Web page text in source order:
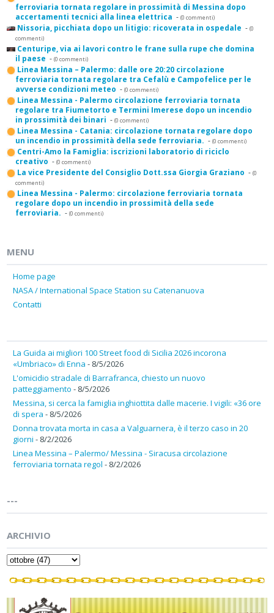
ferroviaria tornata regolare in prossimità di Messina dopo
accertamenti tecnici alla linea elettrica - (0 commenti)
Nissoria, picchiata dopo un litigio: ricoverata in ospedale - (0
commenti)
Centuripe, via ai lavori contro le frane sulla rupe che domina
il paese - (0 commenti)
Linea Messina – Palermo: dalle ore 20:20 circolazione
ferroviaria tornata regolare tra Cefalù e Campofelice per le
avverse condizioni meteo - (0 commenti)
Linea Messina - Palermo circolazione ferroviaria tornata
regolare tra Fiumetorto e Termini Imerese dopo un incendio
in prossimità dei binari - (0 commenti)
Linea Messina - Catania: circolazione tornata regolare dopo
un incendio in prossimità della sede ferroviaria. - (0 commenti)
Centri-Amo la Famiglia: iscrizioni laboratorio di riciclo
creativo - (0 commenti)
La vice Presidente del Consiglio Dott.ssa Giorgia Graziano - (0
commenti)
Linea Messina - Palermo: circolazione ferroviaria tornata
regolare dopo un incendio in prossimità della sede
ferroviaria. - (0 commenti)
MENU
Home page
NASA / International Space Station su Catenanuova
Contatti
La Guida ai migliori 100 Street food di Sicilia 2026 incorona
«Umbriaco» di Enna - 8/5/2026
L'omicidio stradale di Barrafranca, chiesto un nuovo
patteggiamento - 8/5/2026
Messina, si cerca la famiglia inghiottita dalle macerie. I vigili: «36 ore
di spera - 8/5/2026
Donna trovata morta in casa a Valguarnera, è il terzo caso in 20
giorni - 8/2/2026
Linea Messina – Palermo/ Messina - Siracusa circolazione
ferroviaria tornata regol - 8/2/2026
---
ARCHIVIO